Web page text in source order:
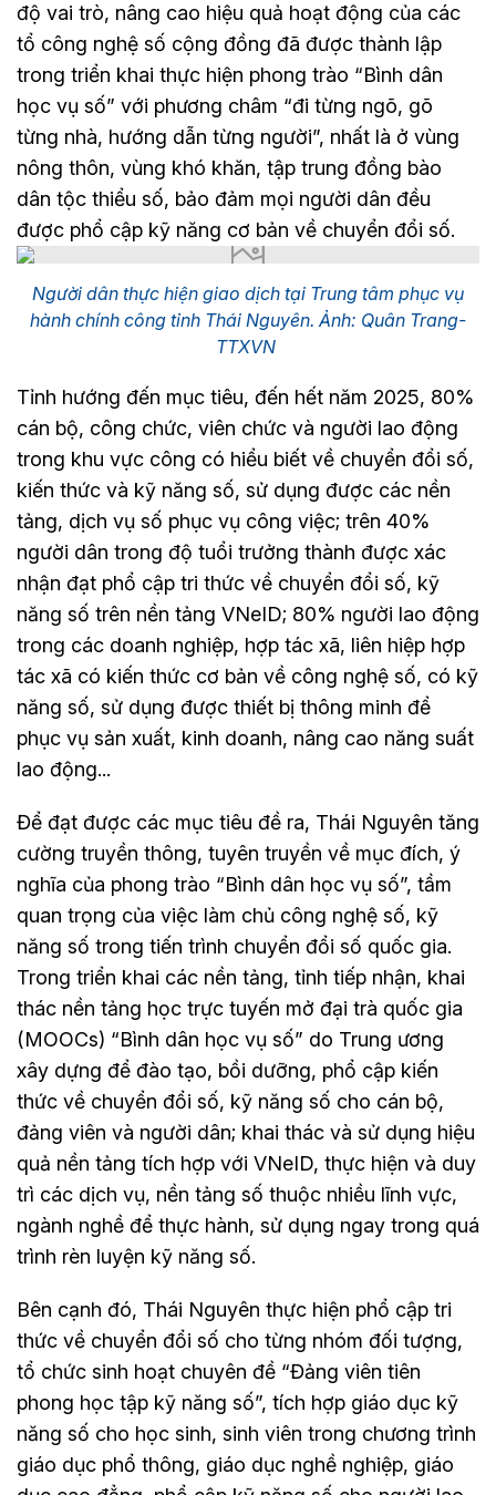
độ vai trò, nâng cao hiệu quả hoạt động của các
tổ công nghệ số cộng đồng đã được thành lập
trong triển khai thực hiện phong trào “Bình dân
học vụ số” với phương châm “đi từng ngõ, gõ
từng nhà, hướng dẫn từng người”, nhất là ở vùng
nông thôn, vùng khó khăn, tập trung đồng bào
dân tộc thiểu số, bảo đảm mọi người dân đều
được phổ cập kỹ năng cơ bản về chuyển đổi số.
Người dân thực hiện giao dịch tại Trung tâm phục vụ
hành chính công tỉnh Thái Nguyên. Ảnh: Quân Trang-
TTXVN
Tỉnh hướng đến mục tiêu, đến hết năm 2025, 80%
cán bộ, công chức, viên chức và người lao động
trong khu vực công có hiểu biết về chuyển đổi số,
kiến thức và kỹ năng số, sử dụng được các nền
tảng, dịch vụ số phục vụ công việc; trên 40%
người dân trong độ tuổi trưởng thành được xác
nhận đạt phổ cập tri thức về chuyển đổi số, kỹ
năng số trên nền tảng VNeID; 80% người lao động
trong các doanh nghiệp, hợp tác xã, liên hiệp hợp
tác xã có kiến thức cơ bản về công nghệ số, có kỹ
năng số, sử dụng được thiết bị thông minh để
phục vụ sản xuất, kinh doanh, nâng cao năng suất
lao động...
Để đạt được các mục tiêu đề ra, Thái Nguyên tăng
cường truyền thông, tuyên truyền về mục đích, ý
nghĩa của phong trào “Bình dân học vụ số”, tầm
quan trọng của việc làm chủ công nghệ số, kỹ
năng số trong tiến trình chuyển đổi số quốc gia.
Trong triển khai các nền tảng, tỉnh tiếp nhận, khai
thác nền tảng học trực tuyến mở đại trà quốc gia
(MOOCs) “Bình dân học vụ số” do Trung ương
xây dựng để đào tạo, bồi dưỡng, phổ cập kiến
thức về chuyển đổi số, kỹ năng số cho cán bộ,
đảng viên và người dân; khai thác và sử dụng hiệu
quả nền tảng tích hợp với VNeID, thực hiện và duy
trì các dịch vụ, nền tảng số thuộc nhiều lĩnh vực,
ngành nghề để thực hành, sử dụng ngay trong quá
trình rèn luyện kỹ năng số.
Bên cạnh đó, Thái Nguyên thực hiện phổ cập tri
thức về chuyển đổi số cho từng nhóm đối tượng,
tổ chức sinh hoạt chuyên đề “Đảng viên tiên
phong học tập kỹ năng số”, tích hợp giáo dục kỹ
năng số cho học sinh, sinh viên trong chương trình
giáo dục phổ thông, giáo dục nghề nghiệp, giáo